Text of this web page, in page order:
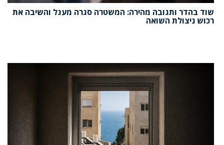
שוד בהדר ותגובה מהירה: המשטרה סגרה מעגל והשיבה את
רכוש ניצולת השואה